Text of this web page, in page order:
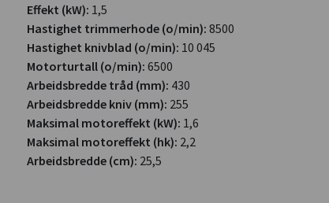
Effekt (kW): 1,5
Hastighet trimmerhode (o/min): 8500
Hastighet knivblad (o/min): 10 045
Motorturtall (o/min): 6500
Arbeidsbredde tråd (mm): 430
Arbeidsbredde kniv (mm): 255
Maksimal motoreffekt (kW): 1,6
Maksimal motoreffekt (hk): 2,2
Arbeidsbredde (cm): 25,5